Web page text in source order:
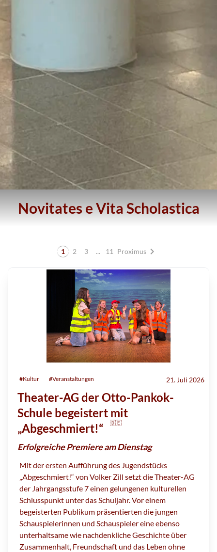
Novitates e Vita Scholastica
1 2 3 ... 11 Proximus chevron_right
#Kultur #Veranstaltungen 21. Juli 2026
Theater-AG der Otto-Pankok-
Schule begeistert mit
„Abgeschmiert!“
🇩🇪
Erfolgreiche Premiere am Dienstag
Mit der ersten Aufführung des Jugendstücks
„Abgeschmiert!“ von Volker Zill setzt die Theater-AG
der Jahrgangsstufe 7 einen gelungenen kulturellen
Schlusspunkt unter das Schuljahr. Vor einem
begeisterten Publikum präsentierten die jungen
Schauspielerinnen und Schauspieler eine ebenso
unterhaltsame wie nachdenkliche Geschichte über
Zusammenhalt, Freundschaft und das Leben ohne